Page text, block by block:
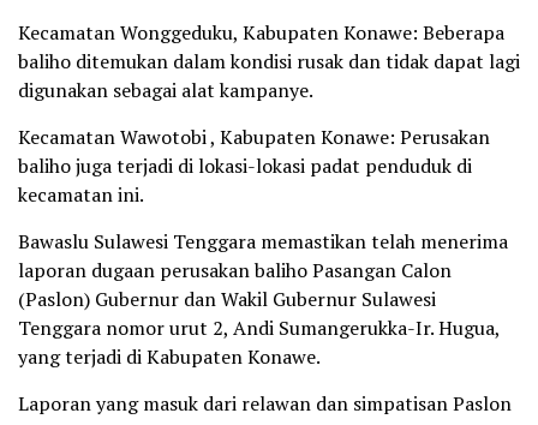
Kecamatan Wonggeduku, Kabupaten Konawe: Beberapa
baliho ditemukan dalam kondisi rusak dan tidak dapat lagi
digunakan sebagai alat kampanye.
Kecamatan Wawotobi , Kabupaten Konawe: Perusakan
baliho juga terjadi di lokasi-lokasi padat penduduk di
kecamatan ini.
Bawaslu Sulawesi Tenggara memastikan telah menerima
laporan dugaan perusakan baliho Pasangan Calon
(Paslon) Gubernur dan Wakil Gubernur Sulawesi
Tenggara nomor urut 2, Andi Sumangerukka-Ir. Hugua,
yang terjadi di Kabupaten Konawe.
Laporan yang masuk dari relawan dan simpatisan Paslon